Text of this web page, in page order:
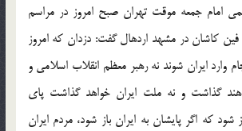
امام جمعه موقت تهران صبح امروز در مراسم
کاشان در مشهد اردهال گفت: دزدان که امروز
وارد ایران شوند نه رهبر معظم انقلاب اسلامی و
گذاشت و نه ملت ایران خواهد گذاشت پای
شود که اگر پایشان به ایران باز شود، مردم ایران